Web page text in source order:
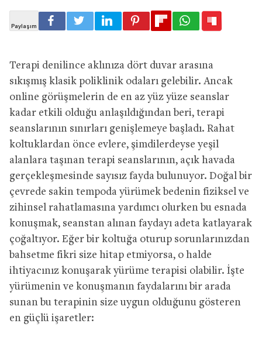
Terapi denilince aklınıza dört duvar arasına
sıkışmış klasik poliklinik odaları gelebilir. Ancak
online görüşmelerin de en az yüz yüze seanslar
kadar etkili olduğu anlaşıldığından beri, terapi
seanslarının sınırları genişlemeye başladı. Rahat
koltuklardan önce evlere, şimdilerdeyse yeşil
alanlara taşınan terapi seanslarının, açık havada
gerçekleşmesinde sayısız fayda bulunuyor. Doğal bir
çevrede sakin tempoda yürümek bedenin fiziksel ve
zihinsel rahatlamasına yardımcı olurken bu esnada
konuşmak, seanstan alınan faydayı adeta katlayarak
çoğaltıyor. Eğer bir koltuğa oturup sorunlarınızdan
bahsetme fikri size hitap etmiyorsa, o halde
ihtiyacınız konuşarak yürüme terapisi olabilir. İşte
yürümenin ve konuşmanın faydalarını bir arada
sunan bu terapinin size uygun olduğunu gösteren
en güçlü işaretler: